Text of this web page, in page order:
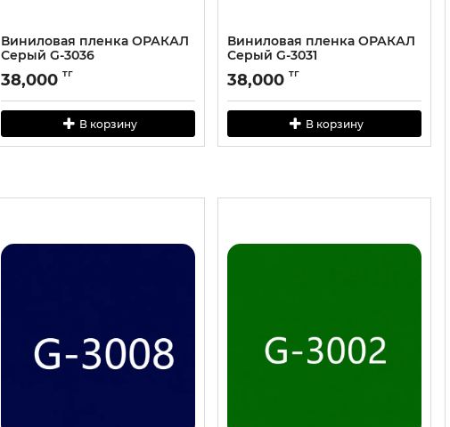
Виниловая пленка ОРАКАЛ
Серый G-3036
38,000 тг
В корзину
Виниловая пленка ОРАКАЛ
Серый G-3031
38,000 тг
В корзину